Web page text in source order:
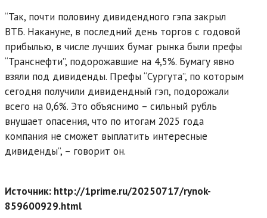
“Так, почти половину дивидендного гэпа закрыл
ВТБ. Накануне, в последний день торгов с годовой
прибылью, в числе лучших бумаг рынка были префы
“Транснефти”, подорожавшие на 4,5%. Бумагу явно
взяли под дивиденды. Префы “Сургута”, по которым
сегодня получили дивидендный гэп, подорожали
всего на 0,6%. Это объяснимо – сильный рубль
внушает опасения, что по итогам 2025 года
компания не сможет выплатить интересные
дивиденды”, – говорит он.
Источник: http://1prime.ru/20250717/rynok-
859600929.html